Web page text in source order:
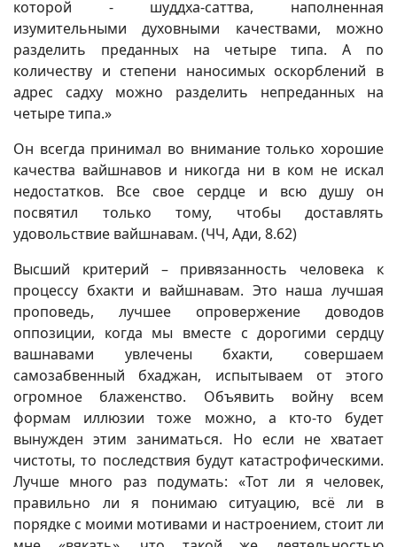
которой - шуддха-саттва, наполненная
изумительными духовными качествами, можно
разделить преданных на четыре типа. А по
количеству и степени наносимых оскорблений в
адрес садху можно разделить непреданных на
четыре типа.»
Он всегда принимал во внимание только хорошие
качества вайшнавов и никогда ни в ком не искал
недостатков. Все свое сердце и всю душу он
посвятил только тому, чтобы доставлять
удовольствие вайшнавам. (ЧЧ, Ади, 8.62)
Высший критерий – привязанность человека к
процессу бхакти и вайшнавам. Это наша лучшая
проповедь, лучшее опровержение доводов
оппозиции, когда мы вместе с дорогими сердцу
вашнавами увлечены бхакти, совершаем
самозабвенный бхаджан, испытываем от этого
огромное блаженство. Объявить войну всем
формам иллюзии тоже можно, а кто-то будет
вынужден этим заниматься. Но если не хватает
чистоты, то последствия будут катастрофическими.
Лучше много раз подумать: «Тот ли я человек,
правильно ли я понимаю ситуацию, всё ли в
порядке с моими мотивами и настроением, стоит ли